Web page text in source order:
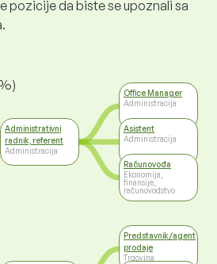
pozicije da biste se upoznali sa
Administrativni
radnik, referent
Administracija
Office Manager
Administracija
Asistent
Administracija
Računovođa
Ekonomija,
finansije,
računovodstvo
Predstavnik/agent
prodaje
Trgovina